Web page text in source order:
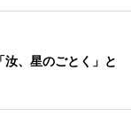
、星のごとく」と